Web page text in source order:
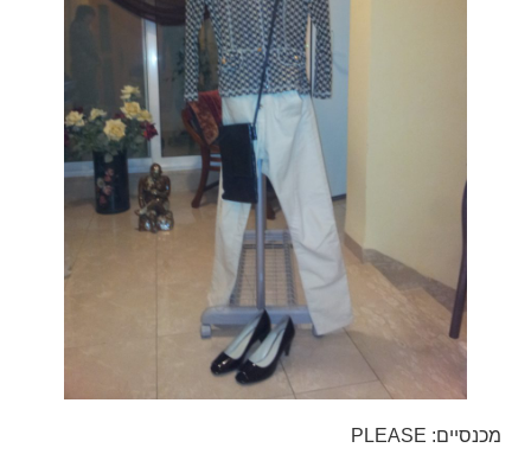
מכנסיים: PLEASE